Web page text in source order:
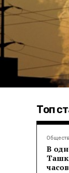
Топ
В